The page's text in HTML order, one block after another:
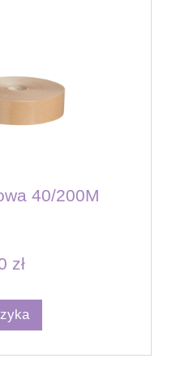
40/200M
zł